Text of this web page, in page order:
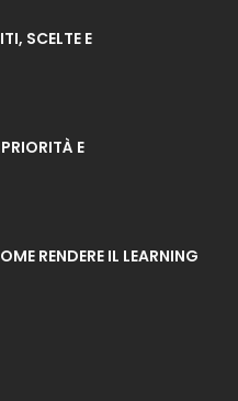
SCELTE E
E
RENDERE IL LEARNING